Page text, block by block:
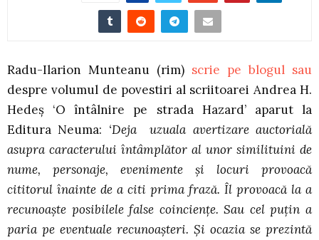
Radu-Ilarion Munteanu (rim) scrie pe blogul sau
despre volumul de povestiri al scriitoarei Andrea H.
Hedeş ‘O întâlnire pe strada Hazard’ aparut la
Editura Neuma: ‘Deja uzuala avertizare auctorială
asupra caracterului întâmplător al unor similituini de
nume, personaje, evenimente şi locuri provoacă
cititorul înainte de a citi prima frază. Îl provoacă la a
recunoaşte posibilele false coincienţe. Sau cel puţin a
paria pe eventuale recunoaşteri. Şi ocazia se prezintă